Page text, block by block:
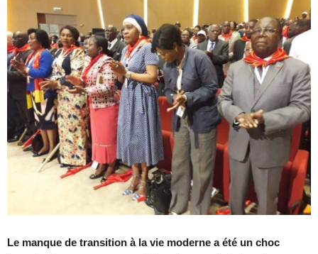
Le manque de transition à la vie moderne a été un choc